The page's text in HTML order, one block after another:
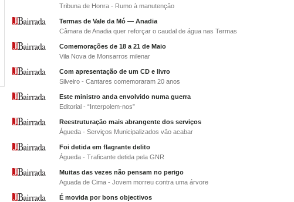
Tribuna de Honra - Rumo à manutenção
Termas de Vale da Mó — Anadia
Câmara de Anadia quer reforçar o caudal de água nas Termas
Comemorações de 18 a 21 de Maio
Vila Nova de Monsarros milenar
Com apresentação de um CD e livro
Silveiro - Cantares comemoraram 20 anos
Este ministro anda envolvido numa guerra
Editorial - “Interpolem-nos”
Reestruturação mais abrangente dos serviços
Águeda - Serviços Municipalizados vão acabar
Foi detida em flagrante delito
Águeda - Traficante detida pela GNR
Muitas das vezes não pensam no perigo
Aguada de Cima - Jovem morreu contra uma árvore
É movida por bons objectivos